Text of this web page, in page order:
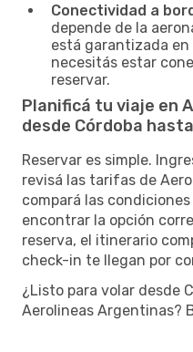
Conectividad a
depende de la
está garantizada en
necesitás estar
reservar.
Planificá tu viaje en
desde Córdoba
Reservar es simple.
revisá las tarifas de
compará las
encontrar la opción
reserva, el itinerario
check-in te llegan por
¿Listo para volar desde
Aerolineas Argentinas?